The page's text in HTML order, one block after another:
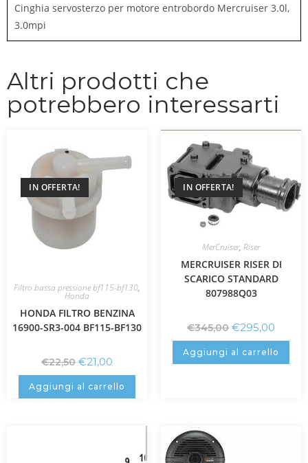
Cinghia servosterzo per motore entrobordo Mercruiser 3.0l,
3.0mpi
Altri prodotti che
potrebbero interessarti
IN OFFERTA!
Filtro bassa pressione bf115-bf130,
Honda
HONDA FILTRO BENZINA
16900-SR3-004 BF115-BF130
€22,50 €21,00
Aggiungi al carrello
IN OFFERTA!
MerCruiser, Riser
MERCRUISER RISER DI
SCARICO STANDARD
807988Q03
€345,00 €295,00
Aggiungi al carrello